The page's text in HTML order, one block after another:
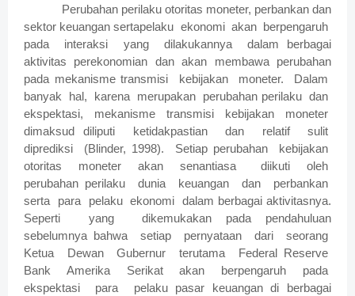
Perubahan perilaku otoritas moneter, perbankan dan
sektor keuangan sertapelaku ekonomi akan berpengaruh
pada interaksi yang dilakukannya dalam berbagai
aktivitas perekonomian dan akan membawa perubahan
pada mekanisme transmisi kebijakan moneter. Dalam
banyak hal, karena merupakan perubahan perilaku dan
ekspektasi, mekanisme transmisi kebijakan moneter
dimaksud diliputi ketidakpastian dan relatif sulit
diprediksi (Blinder, 1998). Setiap perubahan kebijakan
otoritas moneter akan senantiasa diikuti oleh
perubahan perilaku dunia keuangan dan perbankan
serta para pelaku ekonomi dalam berbagai aktivitasnya.
Seperti yang dikemukakan pada pendahuluan
sebelumnya bahwa setiap pernyataan dari seorang
Ketua Dewan Gubernur terutama Federal Reserve
Bank Amerika Serikat akan berpengaruh pada
ekspektasi para pelaku pasar keuangan di berbagai